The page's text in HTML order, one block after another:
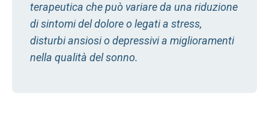
terapeutica che può variare da una riduzione
di sintomi del dolore o legati a stress,
disturbi ansiosi o depressivi a miglioramenti
nella qualità del sonno.